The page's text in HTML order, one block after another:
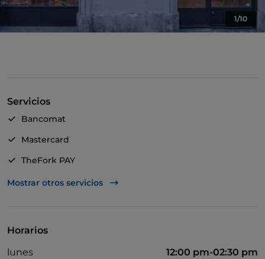
1/10
Servicios
Bancomat
Mastercard
TheFork PAY
UnionPay via TheFork PAY
Mostrar otros servicios
Horarios
lunes
12:00 pm-02:30 pm